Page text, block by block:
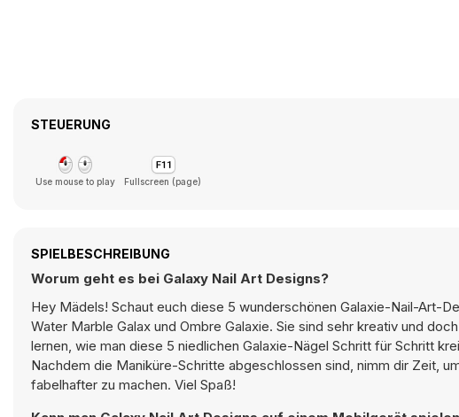
STEUERUNG
Use mouse to play Fullscreen (page)
SPIELBESCHREIBUNG
Worum geht es bei Galaxy Nail Art Designs?
Hey Mädels! Schaut euch diese 5 wunderschönen Galaxie-Nail-Art-
Water Marble Galax und Ombre Galaxie. Sie sind sehr kreativ und
lernen, wie man diese 5 niedlichen Galaxie-Nägel Schritt für Schritt
Nachdem die Maniküre-Schritte abgeschlossen sind, nimm dir Zeit,
fabelhafter zu machen. Viel Spaß!